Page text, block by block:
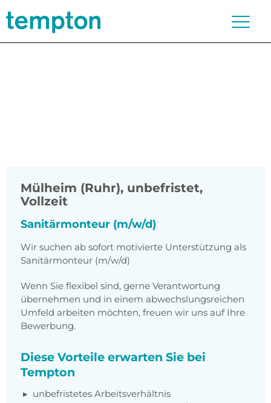
Mülheim (Ruhr), unbefristet,
Vollzeit
Sanitärmonteur (m/w/d)
Wir suchen ab sofort motivierte Unterstützung als
Sanitärmonteur (m/w/d)
Wenn Sie flexibel sind, gerne Verantwortung
übernehmen und in einem abwechslungsreichen
Umfeld arbeiten möchten, freuen wir uns auf Ihre
Bewerbung.
Diese Vorteile erwarten Sie bei
Tempton
unbefristetes Arbeitsverhältnis